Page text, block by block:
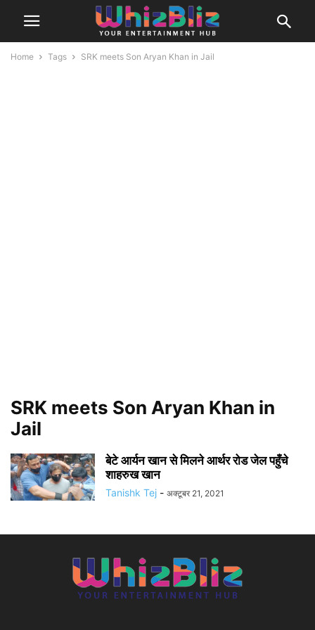
Home Tags SRK meets Son Aryan Khan in Jail
SRK meets Son Aryan Khan in
Jail
बेटे आर्यन खान से मिलने आर्थर रोड जेल पहुँचे
शाहरुख खान
Tanishk Tej - अक्टूबर 21, 2021